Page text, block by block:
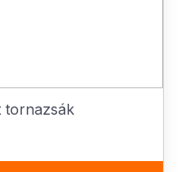
tornazsák